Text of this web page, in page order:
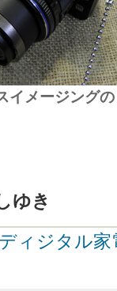
メージング
ゆき
ディジタル家